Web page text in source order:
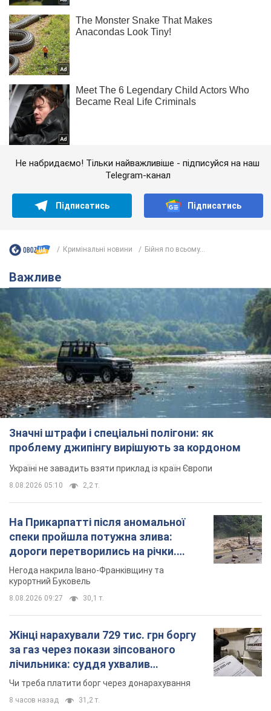
Не набридаємо! Тільки найважливіше - підписуйся на наш
Telegram-канал
Підписатись Підписатись
Кримінальні новини Бійня по всьому...
Важливе
Значні штрафи і спеціальні полігони: як
проблему джипінгу вирішують за кордоном
Україні не завадить взяти приклад із країн Європи
8.08.2026 05:10 2,2 т.
На Прикарпатті після аномальної
спеки пройшла потужна злива:
дороги перетворились на річки.
Відео
Негода накрила Івано-Франківщину та
курортний Буковель
8.08.2026 09:27 30,1 т.
Жінці нарахували 729 тис. грн боргу
за газ через покази зіпсованого
лічильника: суддя ухвалив
неочікуване рішення
Чи треба платити борг через донарахування
8 часов назад 31,2 т.